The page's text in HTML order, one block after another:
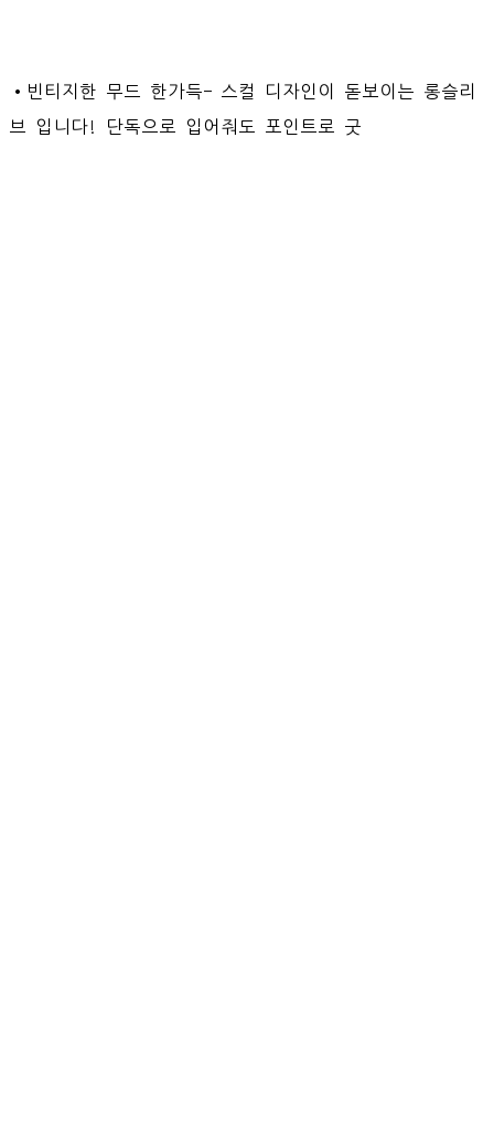
•빈티지한 무드 한가득- 스컬 디자인이 돋보이는 롱슬리
브 입니다! 단독으로 입어줘도 포인트로 굿